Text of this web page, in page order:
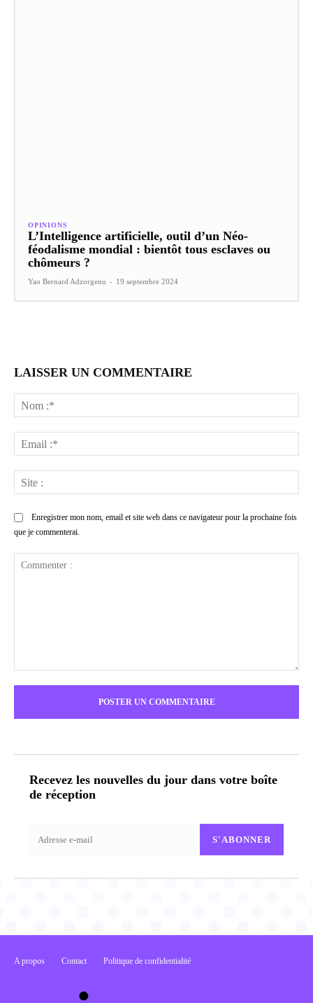
OPINIONS
L’Intelligence artificielle, outil d’un Néo-
féodalisme mondial : bientôt tous esclaves ou
chômeurs ?
Yao Bernard Adzorgenu - 19 septembre 2024
LAISSER UN COMMENTAIRE
:*
:*
:
Enregistrer mon nom, email et site web dans ce navigateur pour la prochaine fois
que je commenterai.
Recevez les nouvelles du jour dans votre boîte
de réception
S'ABONNER
A propos Contact Politique de confidentialité